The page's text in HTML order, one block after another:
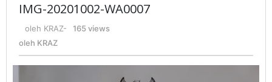
IMG-20201002-WA0007
oleh KRAZ-
165 views
oleh KRAZ